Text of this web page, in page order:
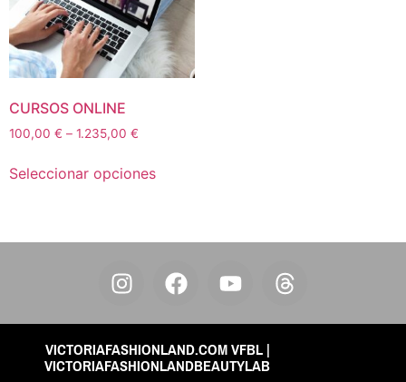
⁠CURSOS ONLINE
100,00 € – 1.235,00 €
Seleccionar opciones
VICTORIAFASHIONLAND.COM VFBL |
VICTORIAFASHIONLANDBEAUTYLAB